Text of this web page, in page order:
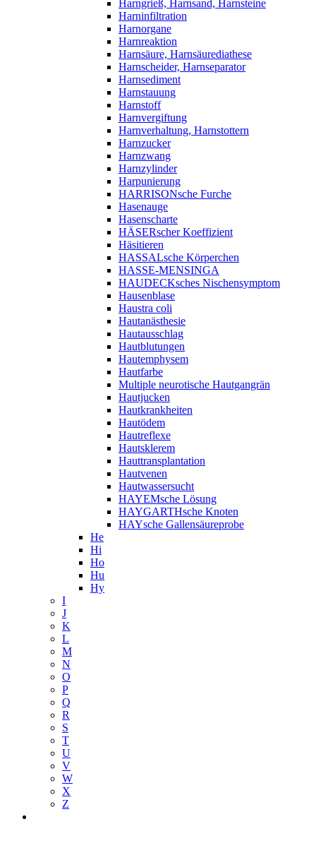
Harngrieß, Harnsand, Harnsteine
Harninfiltration
Harnorgane
Harnreaktion
Harnsäure, Harnsäurediathese
Harnscheider, Harnseparator
Harnsediment
Harnstauung
Harnstoff
Harnvergiftung
Harnverhaltung, Harnstottern
Harnzucker
Harnzwang
Harnzylinder
Harpunierung
HARRISONsche Furche
Hasenauge
Hasenscharte
HÄSERscher Koeffizient
Häsitieren
HASSALsche Körperchen
HASSE-MENSINGA
HAUDECKsches Nischensymptom
Hausenblase
Haustra coli
Hautanästhesie
Hautausschlag
Hautblutungen
Hautemphysem
Hautfarbe
Multiple neurotische Hautgangrän
Hautjucken
Hautkrankheiten
Hautödem
Hautreflexe
Hautsklerem
Hauttransplantation
Hautvenen
Hautwassersucht
HAYEMsche Lösung
HAYGARTHsche Knoten
HAYsche Gallensäureprobe
He
Hi
Ho
Hu
Hy
I
J
K
L
M
N
O
P
Q
R
S
T
U
V
W
X
Z